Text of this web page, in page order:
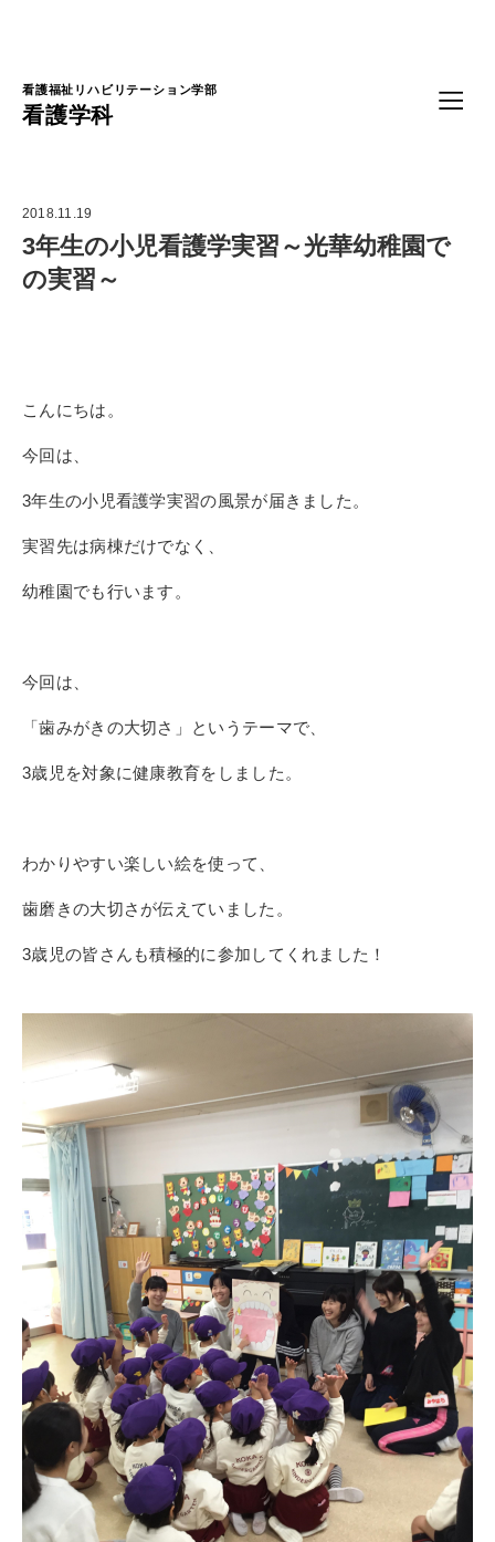
看護福祉リハビリテーション学部
看護学科
2018.11.19
3年生の小児看護学実習～光華幼稚園で
の実習～
こんにちは。
今回は、
3年生の小児看護学実習の風景が届きました。
実習先は病棟だけでなく、
幼稚園でも行います。
今回は、
「歯みがきの大切さ」というテーマで、
3歳児を対象に健康教育をしました。
わかりやすい楽しい絵を使って、
歯磨きの大切さが伝えていました。
3歳児の皆さんも積極的に参加してくれました！